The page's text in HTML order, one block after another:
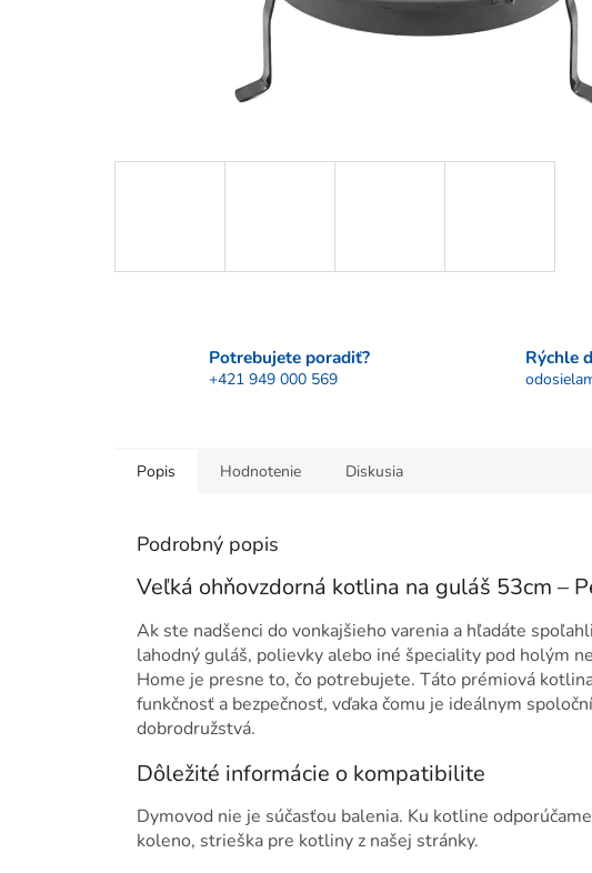
Potrebujete poradiť?
+421 949 000 569
Rýchle
Popis Hodnotenie Diskusia
Podrobný popis
Veľká ohňovzdorná kotlina na guláš 53cm –
Ak ste nadšenci do vonkajšieho varenia a hľadáte
lahodný guláš, polievky alebo iné špeciality pod holým
Home je presne to, čo potrebujete. Táto prémiová
funkčnosť a bezpečnosť, vďaka čomu je ideálnym
dobrodružstvá.
Dôležité informácie o kompatibilite
Dymovod nie je súčasťou balenia. Ku kotline
koleno, strieška pre kotliny z našej stránky.